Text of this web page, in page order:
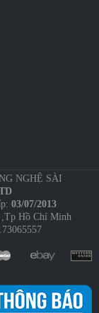
NGHỆ SÀI
03/07/2013
Hồ Chí Minh